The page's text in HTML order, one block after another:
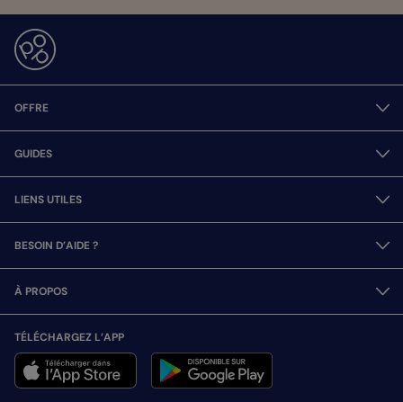
OFFRE
GUIDES
LIENS UTILES
BESOIN D’AIDE ?
À PROPOS
TÉLÉCHARGEZ L’APP